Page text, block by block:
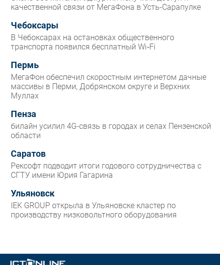
качественной связи от МегаФона в Усть-Сарапулке
Чебоксары
В Чебоксарах на остановках общественного
транспорта появился бесплатный Wi‑Fi
Пермь
МегаФон обеспечил скоростным интернетом дачные
массивы в Перми, Добрянском округе и Верхних
Муллах
Пенза
билайн усилил 4G-связь в городах и селах Пензенской
области
Саратов
Рексофт подводит итоги годового сотрудничества с
СГТУ имени Юрия Гагарина
Ульяновск
IEK GROUP открыла в Ульяновске кластер по
производству низковольтного оборудования